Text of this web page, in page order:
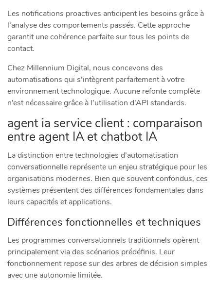
Les notifications proactives anticipent les besoins grâce à
l’analyse des comportements passés. Cette approche
garantit une cohérence parfaite sur tous les points de
contact.
Chez Millennium Digital, nous concevons des
automatisations qui s’intègrent parfaitement à votre
environnement technologique. Aucune refonte complète
n’est nécessaire grâce à l’utilisation d’API standards.
agent ia service client : comparaison
entre agent IA et chatbot IA
La distinction entre technologies d’automatisation
conversationnelle représente un enjeu stratégique pour les
organisations modernes. Bien que souvent confondus, ces
systèmes présentent des différences fondamentales dans
leurs capacités et applications.
Différences fonctionnelles et techniques
Les programmes conversationnels traditionnels opèrent
principalement via des scénarios prédéfinis. Leur
fonctionnement repose sur des arbres de décision simples
avec une autonomie limitée.